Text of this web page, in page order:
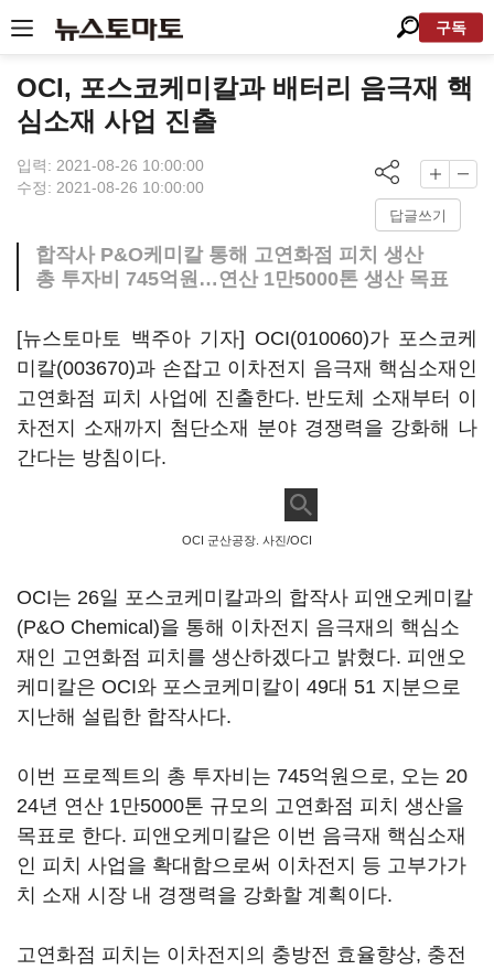
구독
OCI, 포스코케미칼과 배터리 음극재 핵
심소재 사업 진출
입력: 2021-08-26 10:00:00
수정: 2021-08-26 10:00:00
답글쓰기
합작사 P&O케미칼 통해 고연화점 피치 생산
총 투자비 745억원…연산 1만5000톤 생산 목표
[뉴스토마토 백주아 기자] OCI(010060)가 포스코케
미칼(003670)과 손잡고 이차전지 음극재 핵심소재인
고연화점 피치 사업에 진출한다. 반도체 소재부터 이
차전지 소재까지 첨단소재 분야 경쟁력을 강화해 나
간다는 방침이다.
OCI 군산공장. 사진/OCI
OCI는 26일 포스코케미칼과의 합작사 피앤오케미칼
(P&O Chemical)을 통해 이차전지 음극재의 핵심소
재인 고연화점 피치를 생산하겠다고 밝혔다. 피앤오
케미칼은 OCI와 포스코케미칼이 49대 51 지분으로
지난해 설립한 합작사다.
이번 프로젝트의 총 투자비는 745억원으로, 오는 20
24년 연산 1만5000톤 규모의 고연화점 피치 생산을
목표로 한다. 피앤오케미칼은 이번 음극재 핵심소재
인 피치 사업을 확대함으로써 이차전지 등 고부가가
치 소재 시장 내 경쟁력을 강화할 계획이다.
고연화점 피치는 이차전지의 충방전 효율향상, 충전